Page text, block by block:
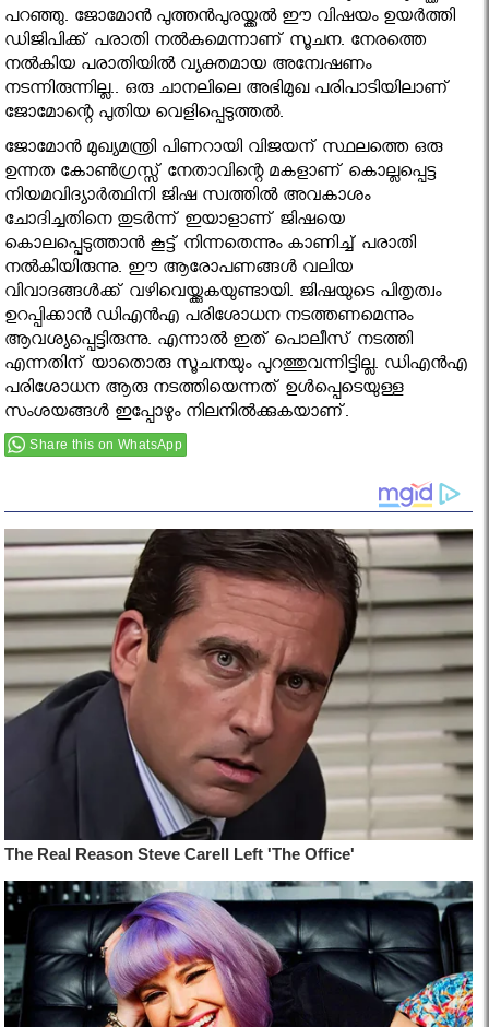
പറഞ്ഞു. ജോമോന്‍ പുത്തന്‍പുരയ്ക്കല്‍ ഈ വിഷയം ഉയര്‍ത്തി
ഡിജിപിക്ക് പരാതി നല്‍കുമെന്നാണ് സൂചന. നേരത്തെ
നല്‍കിയ പരാതിയില്‍ വ്യക്തമായ അന്വേഷണം
നടന്നിരുന്നില്ല.. ഒരു ചാനലിലെ അഭിമുഖ പരിപാടിയിലാണ്
ജോമോന്റെ പുതിയ വെളിപ്പെടുത്തല്‍.
ജോമോന്‍ മുഖ്യമന്ത്രി പിണറായി വിജയന് സ്ഥലത്തെ ഒരു
ഉന്നത കോണ്‍ഗ്രസ്സ് നേതാവിന്റെ മകളാണ് കൊല്ലപ്പെട്ട
നിയമവിദ്യാര്‍ത്ഥിനി ജിഷ സ്വത്തില്‍ അവകാശം
ചോദിച്ചതിനെ തുടര്‍ന്ന് ഇയാളാണ് ജിഷയെ
കൊലപ്പെടുത്താന്‍ കൂട്ട് നിന്നതെന്നും കാണിച്ച് പരാതി
നല്‍കിയിരുന്നു. ഈ ആരോപണങ്ങള്‍ വലിയ
വിവാദങ്ങള്‍ക്ക് വഴിവെയ്ക്കുകയുണ്ടായി. ജിഷയുടെ പിതൃത്വം
ഉറപ്പിക്കാന്‍ ഡിഎന്‍എ പരിശോധന നടത്തണമെന്നും
ആവശ്യപ്പെട്ടിരുന്നു. എന്നാല്‍ ഇത് പൊലീസ് നടത്തി
എന്നതിന് യാതൊരു സൂചനയും പുറത്തുവന്നിട്ടില്ല. ഡിഎന്‍എ
പരിശോധന ആരു നടത്തിയെന്നത് ഉള്‍പ്പെടെയുള്ള
സംശയങ്ങള്‍ ഇപ്പോഴും നിലനില്‍ക്കുകയാണ്.
Share this on WhatsApp